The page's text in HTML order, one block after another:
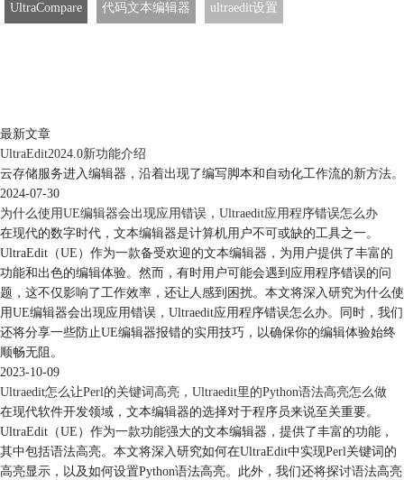
UltraCompare 代码文本编辑器 ultraedit设置
最新文章
UltraEdit2024.0新功能介绍
云存储服务进入编辑器，沿着出现了编写脚本和自动化工作流的新方法。
2024-07-30
为什么使用UE编辑器会出现应用错误，Ultraedit应用程序错误怎么办
在现代的数字时代，文本编辑器是计算机用户不可或缺的工具之一。
UltraEdit（UE）作为一款备受欢迎的文本编辑器，为用户提供了丰富的
功能和出色的编辑体验。然而，有时用户可能会遇到应用程序错误的问
题，这不仅影响了工作效率，还让人感到困扰。本文将深入研究为什么使
用UE编辑器会出现应用错误，Ultraedit应用程序错误怎么办。同时，我们
还将分享一些防止UE编辑器报错的实用技巧，以确保你的编辑体验始终
顺畅无阻。
2023-10-09
Ultraedit怎么让Perl的关键词高亮，Ultraedit里的Python语法高亮怎么做
在现代软件开发领域，文本编辑器的选择对于程序员来说至关重要。
UltraEdit（UE）作为一款功能强大的文本编辑器，提供了丰富的功能，
其中包括语法高亮。本文将深入研究如何在UltraEdit中实现Perl关键词的
高亮显示，以及如何设置Python语法高亮。此外，我们还将探讨语法高亮